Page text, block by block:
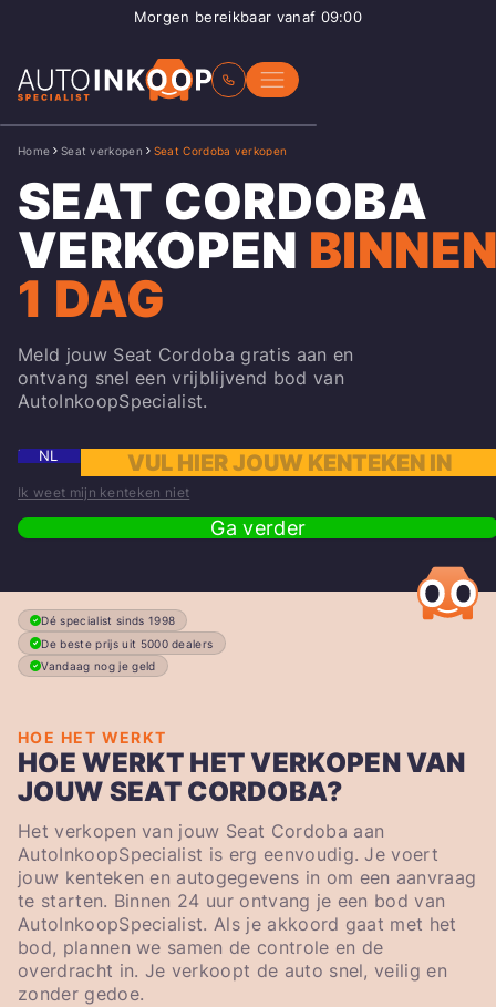
Morgen bereikbaar vanaf 09:00
Home Seat verkopen Seat Cordoba verkopen
SEAT CORDOBA
VERKOPEN
1 DAG
Meld jouw Seat Cordoba gratis aan en
ontvang snel een vrijblijvend bod van
AutoInkoopSpecialist.
NL
Ik weet mijn kenteken niet
Ga verder
Dé specialist sinds 1998
De beste prijs uit 5000 dealers
Vandaag nog je geld
HOE HET WERKT
HOE WERKT HET VERKOPEN VAN
JOUW SEAT CORDOBA?
Het verkopen van jouw Seat Cordoba aan
AutoInkoopSpecialist is erg eenvoudig. Je voert
jouw kenteken en autogegevens in om een aanvraag
te starten. Binnen 24 uur ontvang je een bod van
AutoInkoopSpecialist. Als je akkoord gaat met het
bod, plannen we samen de controle en de
overdracht in. Je verkoopt de auto snel, veilig en
zonder gedoe.